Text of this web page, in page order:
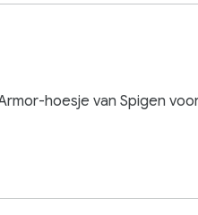
hoesje van Spigen